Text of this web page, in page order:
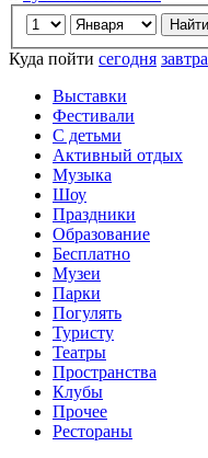
Куда пойти сегодня завтра
Выставки
Фестивали
С детьми
Активный отдых
Музыка
Шоу
Праздники
Образование
Бесплатно
Музеи
Парки
Погулять
Туристу
Театры
Пространства
Клубы
Прочее
Рестораны